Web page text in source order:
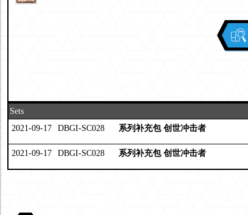
Sets
2021-09-17
DBGI-SC028 系列补充包 创世冲击者
2021-09-17 DBGI-SC028 系列补充包 创世冲击者